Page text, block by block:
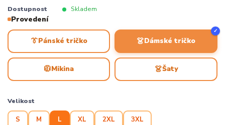
Dostupnost Skladem
Provedení
👔Pánské tričko 👗Dámské tričko
✓
🧥Mikina 👗Šaty
Velikost
S M L XL 2XL 3XL